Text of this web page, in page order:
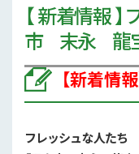
【 新着情報
市 末永 龍宝
【新着情報
フレッシュな人たち
スマート農業
参考文献
2025年 (107)
2024年 (125)
2023年 (139)
2022年 (170)